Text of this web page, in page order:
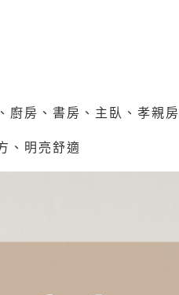
廚房、書房、主臥、孝親房
、明亮舒適